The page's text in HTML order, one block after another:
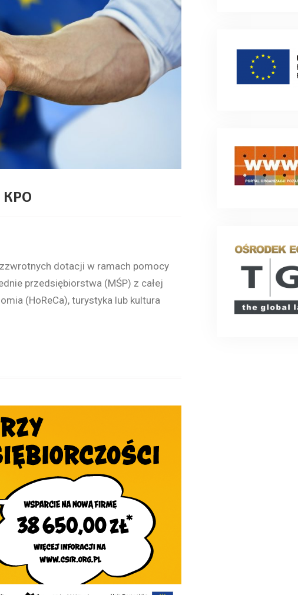
dotacji w ramach pomocy
przedsiębiorstwa (MŚP) z całej
(HoReCa), turystyka lub kultura